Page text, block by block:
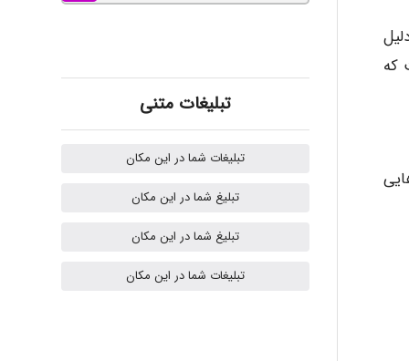
که
Nazaninkarkon
Omid
ilhan200
تبلیغات متنی
تبلیغات شما در این مکان
تبلیغ شما در این مکان
تبلیغ شما در این مکان
تبلیغات شما در این مکان